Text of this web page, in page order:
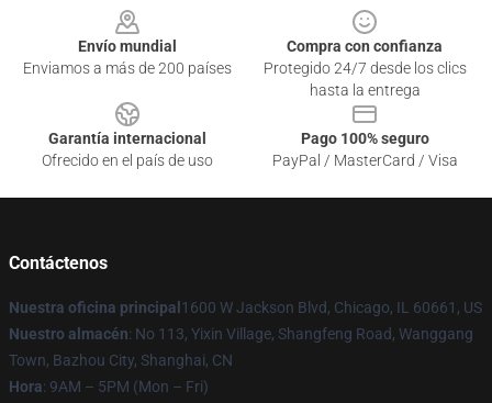
Envío mundial
Enviamos a más de 200 países
Compra con confianza
Protegido 24/7 desde los clics
hasta la entrega
Garantía internacional
Ofrecido en el país de uso
Pago 100% seguro
PayPal / MasterCard / Visa
Contáctenos
Nuestra oficina principal 1600 W Jackson Blvd, Chicago, IL 60661, US
Nuestro almacén: No 113, Yixin Village, Shangfeng Road, Wanggang
Town, Bazhou City, Shanghai, CN
Hora: 9AM – 5PM (Mon – Fri)